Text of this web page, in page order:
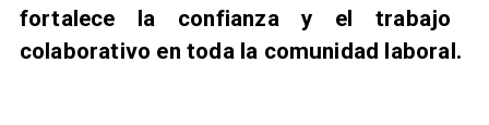
fortalece la confianza y el trabajo
colaborativo en toda la comunidad laboral.